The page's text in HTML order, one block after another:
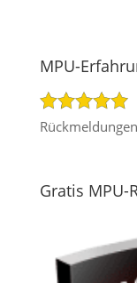
MPU-
Gratis MPU-